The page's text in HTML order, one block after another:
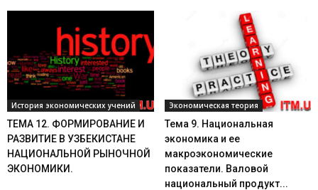
История экономических учений
ТЕМА 12. ФОРМИРОВАНИЕ И
РАЗВИТИЕ В УЗБЕКИСТАНЕ
НАЦИОНАЛЬНОЙ РЫНОЧНОЙ
ЭКОНОМИКИ.
Экономическая теория
Тема 9. Национальная
экономика и ее
макроэкономические
показатели. Валовой
национальный продукт...